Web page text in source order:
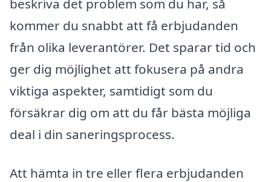
beskriva det problem som du har, så
kommer du snabbt att få erbjudanden
från olika leverantörer. Det sparar tid och
ger dig möjlighet att fokusera på andra
viktiga aspekter, samtidigt som du
försäkrar dig om att du får bästa möjliga
deal i din saneringsprocess.
Att hämta in tre eller flera erbjudanden